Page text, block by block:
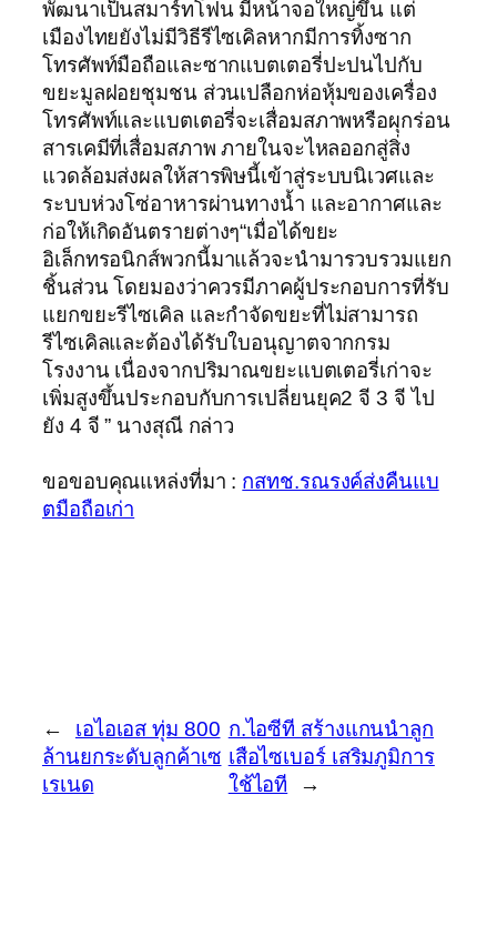
พัฒนาเป็นสมาร์ทโฟน มีหน้าจอใหญ่ขึ้น แต่
เมืองไทยยังไม่มีวิธีรีไซเคิลหากมีการทิ้งซาก
โทรศัพท์มือถือและซากแบตเตอรี่ปะปนไปกับ
ขยะมูลฝอยชุมชน ส่วนเปลือกห่อหุ้มของเครื่อง
โทรศัพท์และแบตเตอรี่จะเสื่อมสภาพหรือผุกร่อน
สารเคมีที่เสื่อมสภาพ ภายในจะไหลออกสู่สิ่ง
แวดล้อมส่งผลให้สารพิษนี้เข้าสู่ระบบนิเวศและ
ระบบห่วงโซ่อาหารผ่านทางน้ำ และอากาศและ
ก่อให้เกิดอันตรายต่างๆ“เมื่อได้ขยะ
อิเล็กทรอนิกส์พวกนี้มาแล้วจะนำมารวบรวมแยก
ชิ้นส่วน โดยมองว่าควรมีภาคผู้ประกอบการที่รับ
แยกขยะรีไซเคิล และกำจัดขยะที่ไม่สามารถ
รีไซเคิลและต้องได้รับใบอนุญาตจากกรม
โรงงาน เนื่องจากปริมาณขยะแบตเตอรี่เก่าจะ
เพิ่มสูงขึ้นประกอบกับการเปลี่ยนยุค2 จี 3 จี ไป
ยัง 4 จี ” นางสุณี กล่าว
ขอขอบคุณแหล่งที่มา : กสทช.รณรงค์ส่งคืนแบ
ตมือถือเก่า
←
เอไอเอส ทุ่ม 800
ล้านยกระดับลูกค้าเซ
เรเนด
ก.ไอซีที สร้างแกนนำลูก
เสือไซเบอร์ เสริมภูมิการ
ใช้ไอที
→